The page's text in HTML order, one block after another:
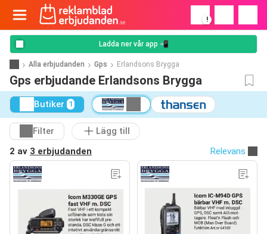
!
Ladda ner vår app 📲
Alla erbjudanden Gps Erlandsons Brygga
Gps erbjudande Erlandsons Brygga
Butiker 1
Filter
Lägg till
2 av 3 erbjudanden Relevans